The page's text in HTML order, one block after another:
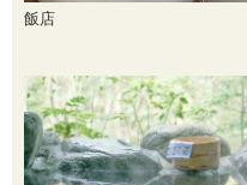
飯店